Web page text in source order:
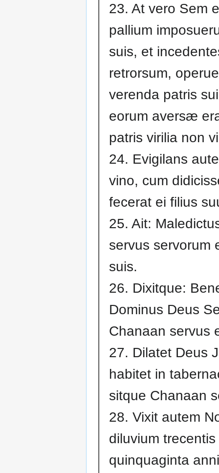
23. At vero Sem
pallium
suis, et
retrorsum,
verenda patris
eorum aversæ
patris virilia non
24. Evigilans
vino, cum
fecerat ei filius
25. Ait:
servus servorum
suis.
26. Dixitque:
Dominus Deus
Chanaan servus
27. Dilatet Deus
habitet in
sitque Chanaan
28. Vixit autem
diluvium trecentis
quinquaginta